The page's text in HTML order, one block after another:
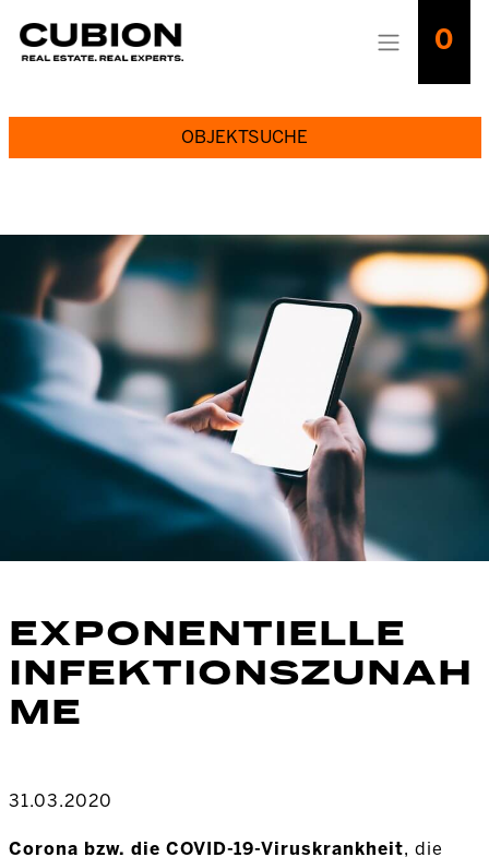
0
OBJEKTSUCHE
EXPONENTIELLE
INFEKTIONSZUNAH
ME
31.03.2020
Corona bzw. die COVID-19-Viruskrankheit, die